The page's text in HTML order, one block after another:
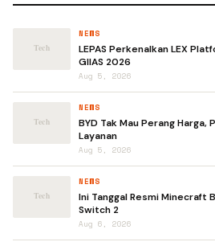
NEWS
LEPAS Perkenalkan LEX
GIIAS 2026
Aug 5, 2026
NEWS
BYD Tak Mau Perang Harga,
Layanan
Aug 5, 2026
NEWS
Ini Tanggal Resmi Minecraft
Switch 2
Aug 6, 2026